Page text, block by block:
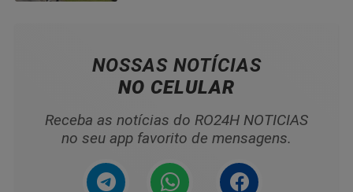
NOSSAS NOTÍCIAS
NO CELULAR
Receba as notícias do RO24H NOTICIAS
no seu app favorito de mensagens.